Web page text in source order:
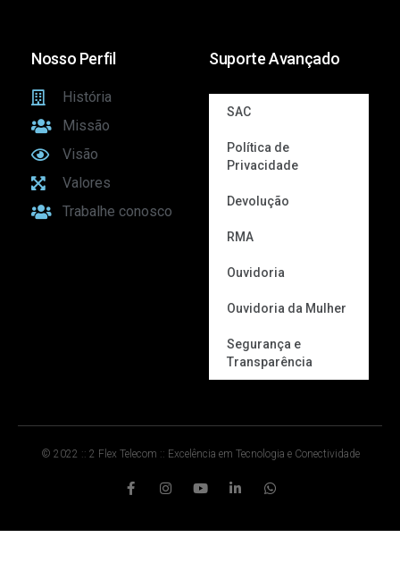
Nosso Perfil
História
Missão
Visão
Valores
Trabalhe conosco
Suporte Avançado
SAC
Política de
Privacidade
Devolução
RMA
Ouvidoria
Ouvidoria da Mulher
Segurança e
Transparência
© 2022 :: 2 Flex Telecom :: Excelência em Tecnologia e Conectividade